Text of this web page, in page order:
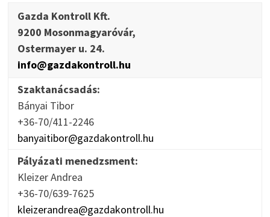
Gazda Kontroll Kft.
9200 Mosonmagyaróvár,
Ostermayer u. 24.
info@gazdakontroll.hu
Szaktanácsadás:
Bányai Tibor
+36-70/411-2246
banyaitibor@gazdakontroll.hu
Pályázati menedzsment:
Kleizer Andrea
+36-70/639-7625
kleizerandrea@gazdakontroll.hu